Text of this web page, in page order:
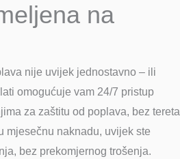
na
nije uvijek jednostavno – ili
omogućuje vam 24/7 pristup
za zaštitu od poplava, bez tereta
mjesečnu naknadu, uvijek ste
bez prekomjernog trošenja.